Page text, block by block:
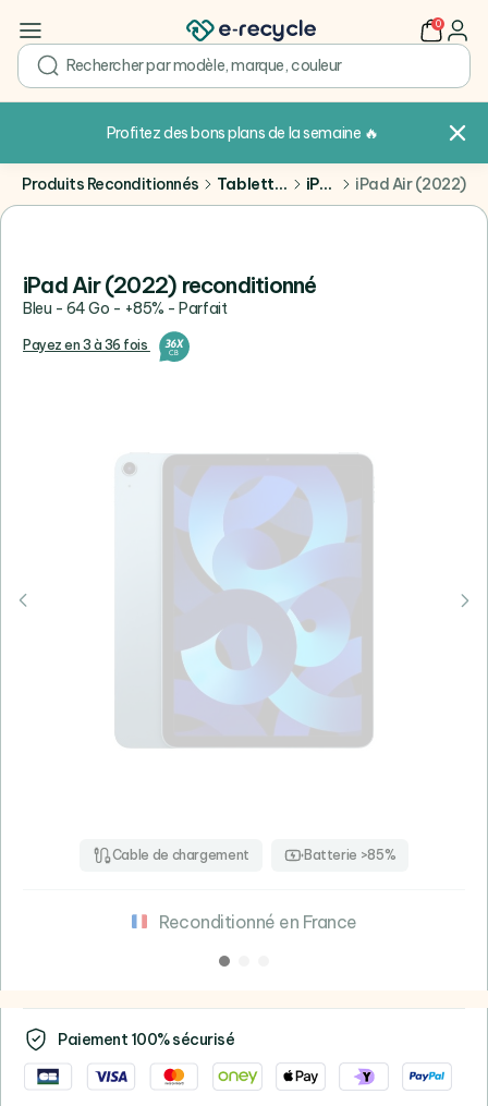
search
0 user
Profitez des bons plans de la semaine 🔥
Produits Reconditionnés Tablettes iPad iPad Air (2022)
iPad Air (2022) reconditionné
Bleu - 64 Go - +85% - Parfait
Payez en 3 à 36 fois
Cable de chargement Batterie >85%
Reconditionné en France
Paiement 100% sécurisé